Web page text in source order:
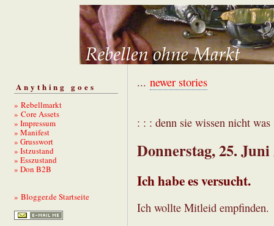
Anything goes
» Rebellmarkt
» Core Assets
» Impressum
» Manifest
» Grusswort
» Istzustand
» Esszustand
» Don B2B
» Blogger.de Startseite
... newer stories
: : : denn sie wissen nicht
Donnerstag, 25. Juni
Ich habe es versucht.
Ich wollte Mitleid empfinden.